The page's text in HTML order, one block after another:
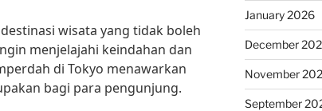
wisata yang tidak boleh
menjelajahi keindahan dan
di Tokyo menawarkan
bagi para pengunjung.
January 2026
December
November
September